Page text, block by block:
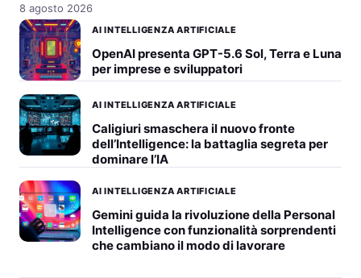
8 agosto 2026
AI INTELLIGENZA ARTIFICIALE
OpenAI presenta GPT-5.6 Sol, Terra e Luna
per imprese e sviluppatori
AI INTELLIGENZA ARTIFICIALE
Caligiuri smaschera il nuovo fronte
dell’Intelligence: la battaglia segreta per
dominare l’IA
AI INTELLIGENZA ARTIFICIALE
Gemini guida la rivoluzione della Personal
Intelligence con funzionalità sorprendenti
che cambiano il modo di lavorare